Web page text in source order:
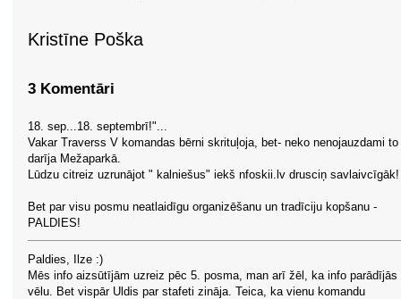
Kristīne Poška
3 Komentāri
18. sep...18. septembrī!"...
Vakar Traverss V komandas bērni skrituļoja, bet- neko nenojauzdami to
darīja Mežaparkā.
Lūdzu citreiz uzrunājot " kalniešus" iekš nfoskii.lv drusciņ savlaivcīgāk!
Bet par visu posmu neatlaidīgu organizēšanu un tradīciju kopšanu -
PALDIES!
Paldies, Ilze :)
Mēs info aizsūtījām uzreiz pēc 5. posma, man arī žēl, ka info parādījās
vēlu. Bet vispār Uldis par stafeti zināja. Teica, ka vienu komandu